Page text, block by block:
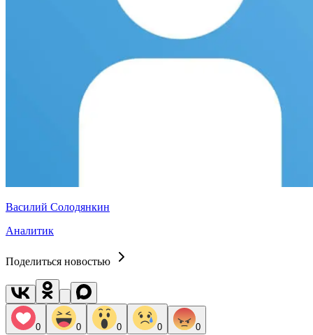
Василий Солодянкин
Аналитик
Поделиться новостью
0 0 0 0 0